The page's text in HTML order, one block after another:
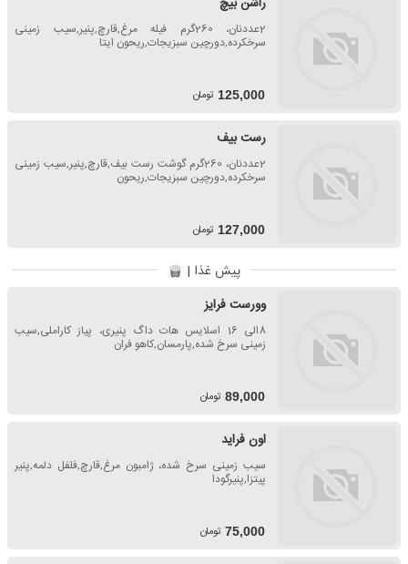
2عددنان، 260گرم فیله مرغ,قارچ,پنیر,سیب زمینی
سرخکرده,دورچین سبزیجات,ریحون ایتا
125,000 تومان
رست بیف
2عددنان، 260گرم گوشت رست بیف,قارچ,پنیر,سیب زمینی
سرخکرده,دورچین سبزیجات,ریحون
127,000 تومان
پیش غذا |
وورست فرایز
8الی 16 اسلایس هات داگ پنیری، پیاز کاراملی,سیب
زمینی سرخ شده,پارمسان,کاهو فران
89,000 تومان
اون فراید
سیب زمینی سرخ شده، ژامبون مرغ,قارچ,فلفل دلمه,پنیر
پیتزا,پنیرگودا
75,000 تومان